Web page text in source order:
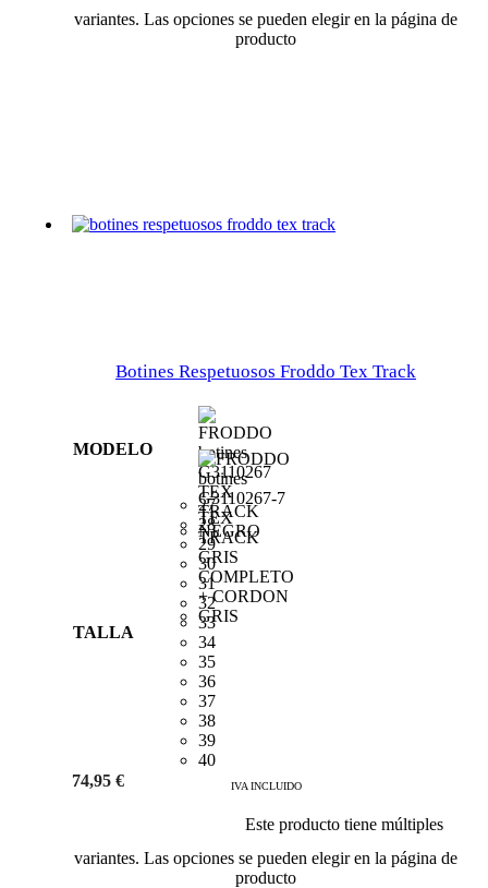
variantes. Las opciones se pueden elegir en la página de
producto
Botines Respetuosos Froddo Tex Track
MODELO
TALLA
27
28
29
30
31
32
33
34
35
36
37
38
39
40
74,95 € IVA INCLUIDO
Este producto tiene múltiples
variantes. Las opciones se pueden elegir en la página de
producto